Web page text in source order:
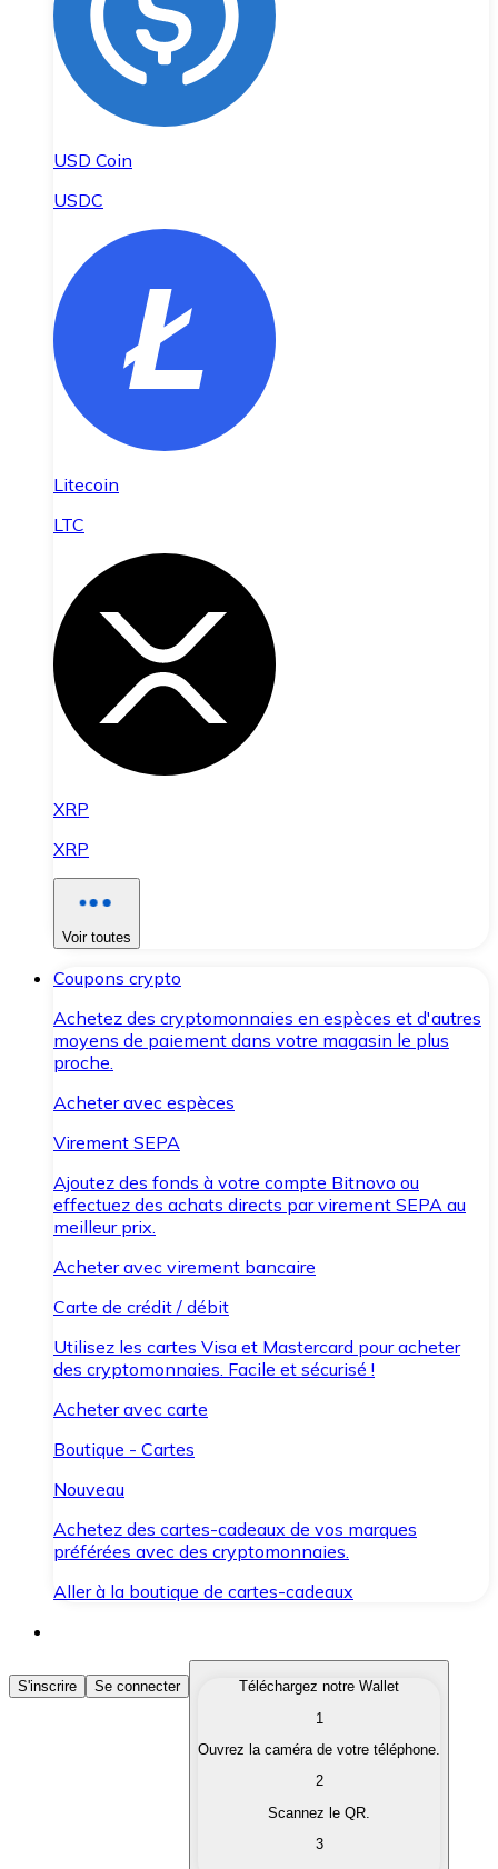
USD Coin
USDC
Litecoin
LTC
XRP
XRP
Voir toutes
Coupons crypto
Achetez des cryptomonnaies en espèces et d'autres
moyens de paiement dans votre magasin le plus
proche.
Acheter avec espèces
Virement SEPA
Ajoutez des fonds à votre compte Bitnovo ou
effectuez des achats directs par virement SEPA au
meilleur prix.
Acheter avec virement bancaire
Carte de crédit / débit
Utilisez les cartes Visa et Mastercard pour acheter
des cryptomonnaies. Facile et sécurisé !
Acheter avec carte
Boutique - Cartes
Nouveau
Achetez des cartes-cadeaux de vos marques
préférées avec des cryptomonnaies.
Aller à la boutique de cartes-cadeaux
Acheter des Cryptomonnaies
Achetez les cryptomonnaies qui vous intéressent
Convertissez vos cryptomonnaies en monnaie
S'inscrire Se connecter
Téléchargez notre Wallet
1
Ouvrez la caméra de votre téléphone.
2
Scannez le QR.
3